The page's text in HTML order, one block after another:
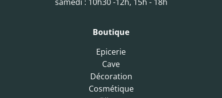
Boutique
Epicerie
Cave
Décoration
Cosmétique